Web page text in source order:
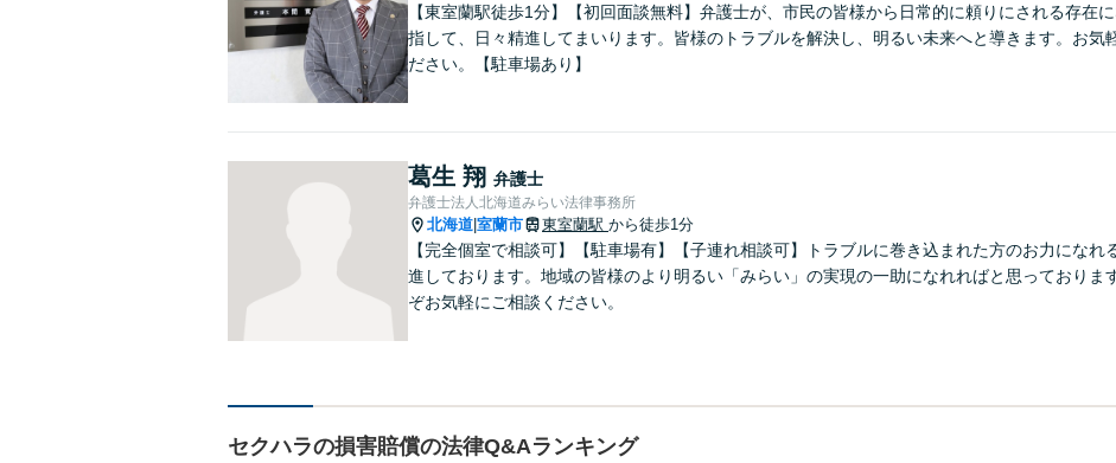
【東室蘭駅徒歩1分】【初回面談無料】弁護士が、市民の皆様から日常的に頼りにされる存在
指して、日々精進してまいります。皆様のトラブルを解決し、明るい未来へと導きます。お気
ださい。【駐車場あり】
葛生 翔 弁護士
弁護士法人北海道みらい法律事務所
北海道 室蘭市 東室蘭駅 から徒歩1分
【完全個室で相談可】【駐車場有】【子連れ相談可】トラブルに巻き込まれた方のお力になれ
進しております。地域の皆様のより明るい「みらい」の実現の一助になれればと思っておりま
ぞお気軽にご相談ください。
セクハラの損害賠償の法律Q&Aランキング